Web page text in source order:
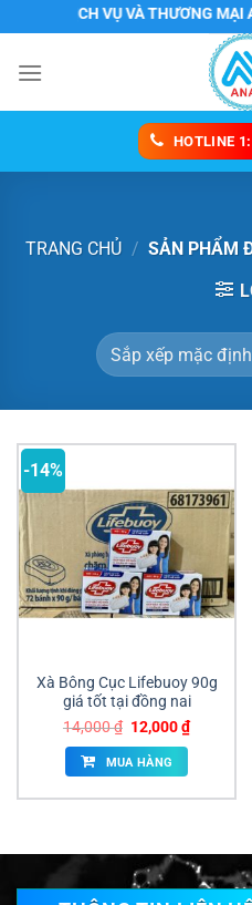
đến
nội
DỊCH VỤ VÀ THƯƠNG MẠI
HOTLINE
TRANG CHỦ / SẢN PHẨM
-14%
Xà Bông Cục Lifebuoy 90g
giá tốt tại đồng nai
14,000₫ Giá
gốc
là:
14,000 ₫.
12,000₫Giá
hiện
MUA HÀNG